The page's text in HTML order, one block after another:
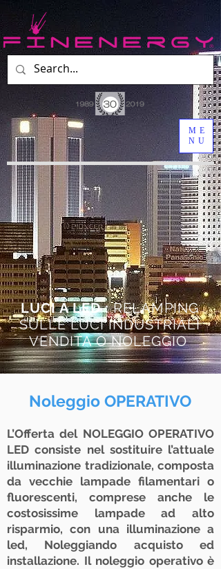
ME
NU
LUCI A LED :RELAMPING
SULLE LUCI INDUSTRIALI
VENDITA O NOLEGGIO
Noleggio OPERATIVO
L’Offerta del NOLEGGIO OPERATIVO
LED consiste nel sostituire l’attuale
illuminazione tradizionale, composta
da vecchie lampade filamentari o
fluorescenti, comprese anche le
costosissime lampade ad alto
risparmio, con una illuminazione a
led, Noleggiando acquisto ed
installazione. Il noleggio operativo è